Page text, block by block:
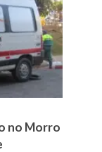
no Morro